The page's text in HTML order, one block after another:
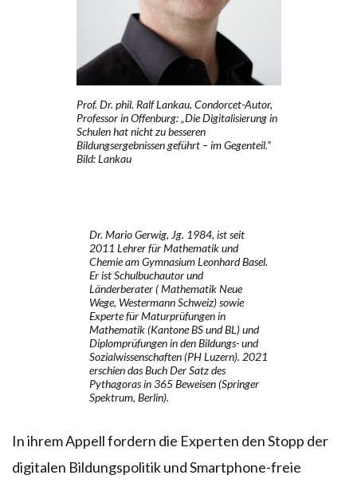
Prof. Dr. phil. Ralf Lankau, Condorcet-Autor,
Professor in Offenburg: „Die Digitalisierung in
Schulen hat nicht zu besseren
Bildungsergebnissen geführt – im Gegenteil.”
Bild: Lankau
Dr. Mario Gerwig, Jg. 1984, ist seit
2011 Lehrer für Mathematik und
Chemie am Gymnasium Leonhard Basel.
Er ist Schulbuchautor und
Länderberater ( Mathematik Neue
Wege, Westermann Schweiz) sowie
Experte für Maturprüfungen in
Mathematik (Kantone BS und BL) und
Diplomprüfungen in den Bildungs- und
Sozialwissenschaften (PH Luzern). 2021
erschien das Buch Der Satz des
Pythagoras in 365 Beweisen (Springer
Spektrum, Berlin).
In ihrem Appell fordern die Experten den Stopp der
digitalen Bildungspolitik und Smartphone-freie